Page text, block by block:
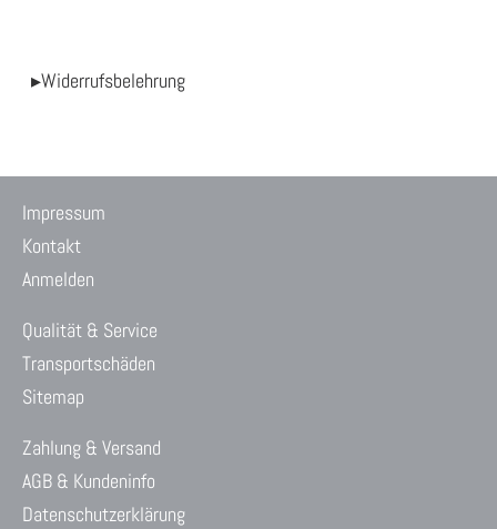
▸Widerrufsbelehrung
Impressum
Kontakt
Anmelden
Qualität & Service
Transportschäden
Sitemap
Zahlung & Versand
AGB & Kundeninfo
Datenschutzerklärung